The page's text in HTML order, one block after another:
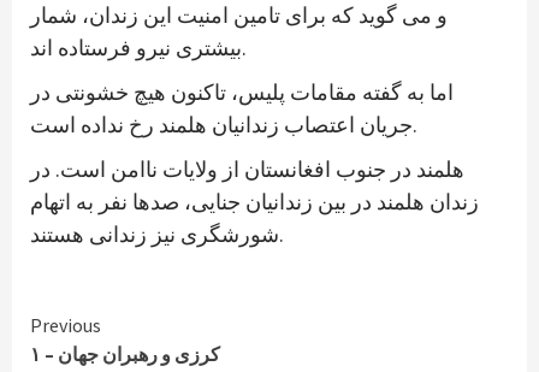
و می گوید که برای تامین امنیت این زندان، شمار
بیشتری نیرو فرستاده اند.
اما به گفته مقامات پلیس، تاکنون هیچ خشونتی در
جریان اعتصاب زندانیان هلمند رخ نداده است.
هلمند در جنوب افغانستان از ولایات ناامن است. در
زندان هلمند در بین زندانیان جنایی، صدها نفر به اتهام
شورشگری نیز زندانی هستند.
Continue
Previous
کرزی و رهبران جهان – ۱